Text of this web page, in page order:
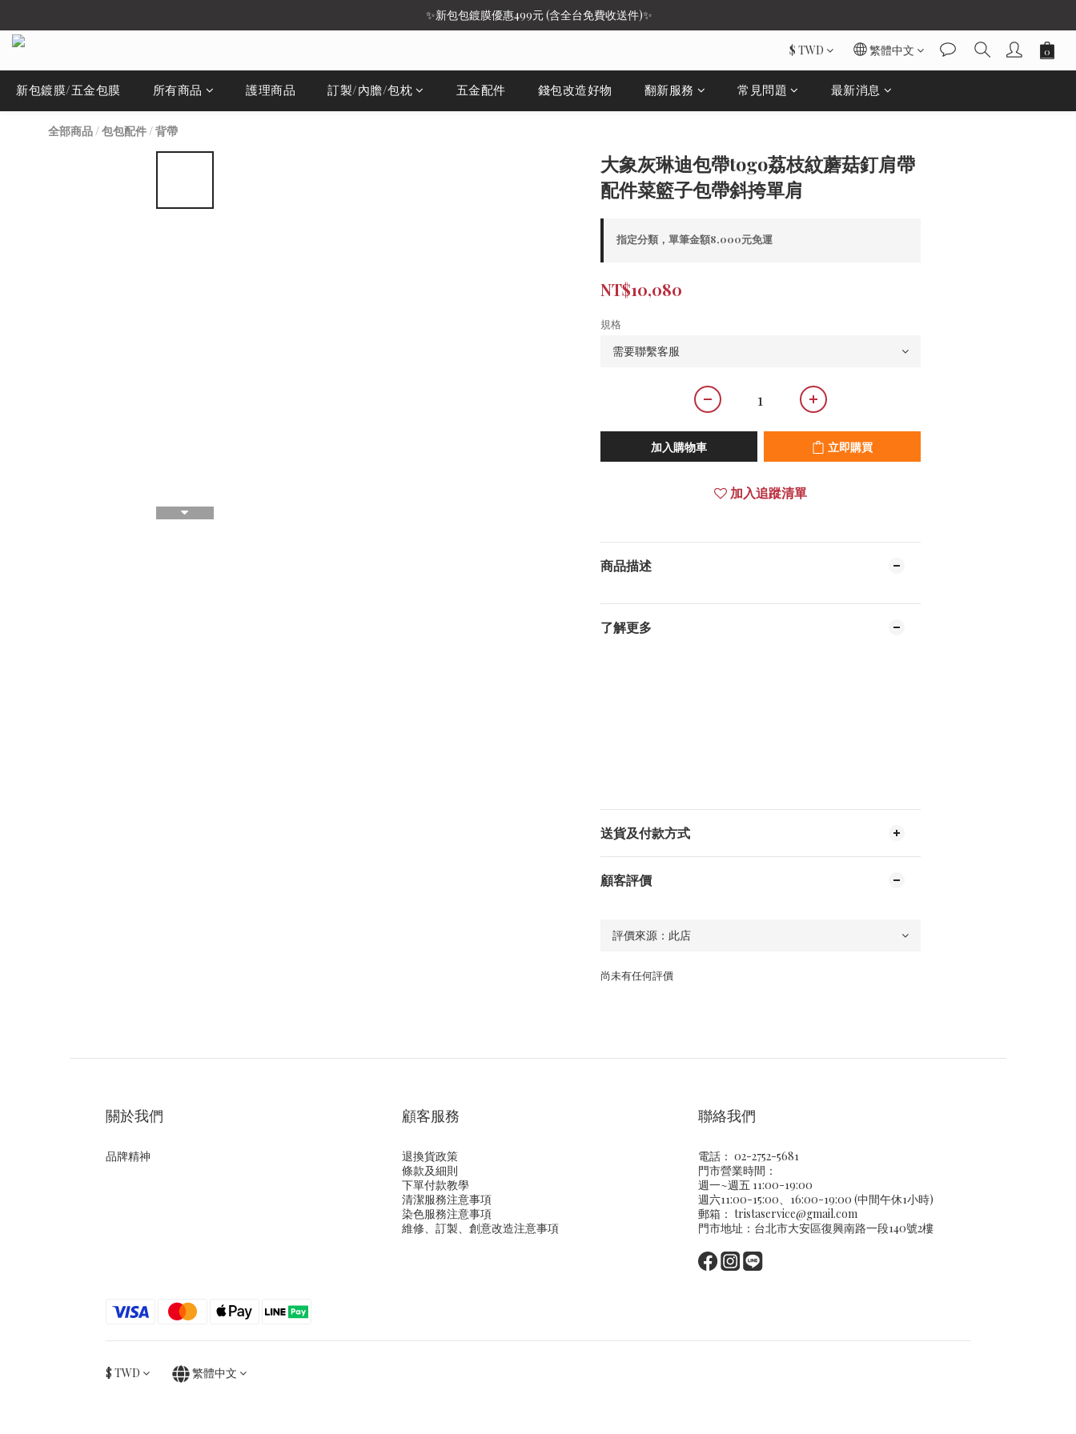
✨新包包鍍膜優惠499元 (含全台免費收送件)✨
$ TWD 繁體中文
新包鍍膜/五金包膜 所有商品 護理商品 訂製/內膽/包枕 五金配件 錢包改造好物 翻新服務 常見問題 最新消息
全部商品/包包配件/背帶
大象灰琳迪包帶togo荔枝紋蘑菇釘肩帶
配件菜籃子包帶斜挎單肩
指定分類，單筆金額8,000元免運
NT$10,080
規格
加入購物車 立即購買
加入追蹤清單
商品描述
了解更多
送貨及付款方式
顧客評價
尚未有任何評價
關於我們
品牌精神
顧客服務
退換貨政策
條款及細則
下單付款教學
清潔服務注意事項
染色服務注意事項
維修、訂製、創意改造注意事項
聯絡我們
電話： 02-2752-5681
門市營業時間：
週一~週五 11:00-19:00
週六11:00-15:00、16:00-19:00 (中間午休1小時)
郵箱： tristaservice@gmail.com
門市地址：台北市大安區復興南路一段140號2樓
$ TWD 繁體中文